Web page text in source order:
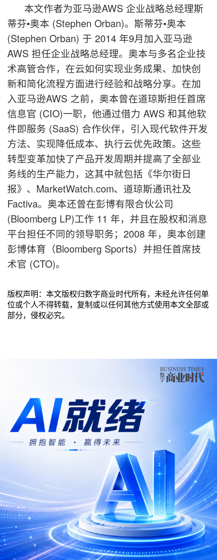
本文作者为亚马逊AWS 企业战略总经理斯
蒂芬•奥本 (Stephen Orban)。斯蒂芬•奥本
(Stephen Orban) 于 2014 年9月加入亚马逊
AWS 担任企业战略总经理。奥本与多名企业技
术高管合作，在云如何实现业务成果、加快创
新和简化流程方面进行经验和战略分享。在加
入亚马逊AWS 之前，奥本曾在道琼斯担任首席
信息官 (CIO)一职，他通过借力 AWS 和其他软
件即服务 (SaaS) 合作伙伴，引入现代软件开发
方法、实现降低成本、执行云优先政策。这些
转型变革加快了产品开发周期并提高了全部业
务线的生产能力，这其中就包括《华尔街日
报》、MarketWatch.com、道琼斯通讯社及
Factiva。奥本还曾在彭博有限合伙公司
(Bloomberg LP)工作 11 年，并且在股权和消息
平台担任不同的领导职务；2008 年，奥本创建
彭博体育（Bloomberg Sports）并担任首席技
术官 (CTO)。
版权声明：本文版权归数字商业时代所有，未经允许任何单
位或个人不得转载，复制或以任何其他方式使用本文全部或
部分，侵权必究。